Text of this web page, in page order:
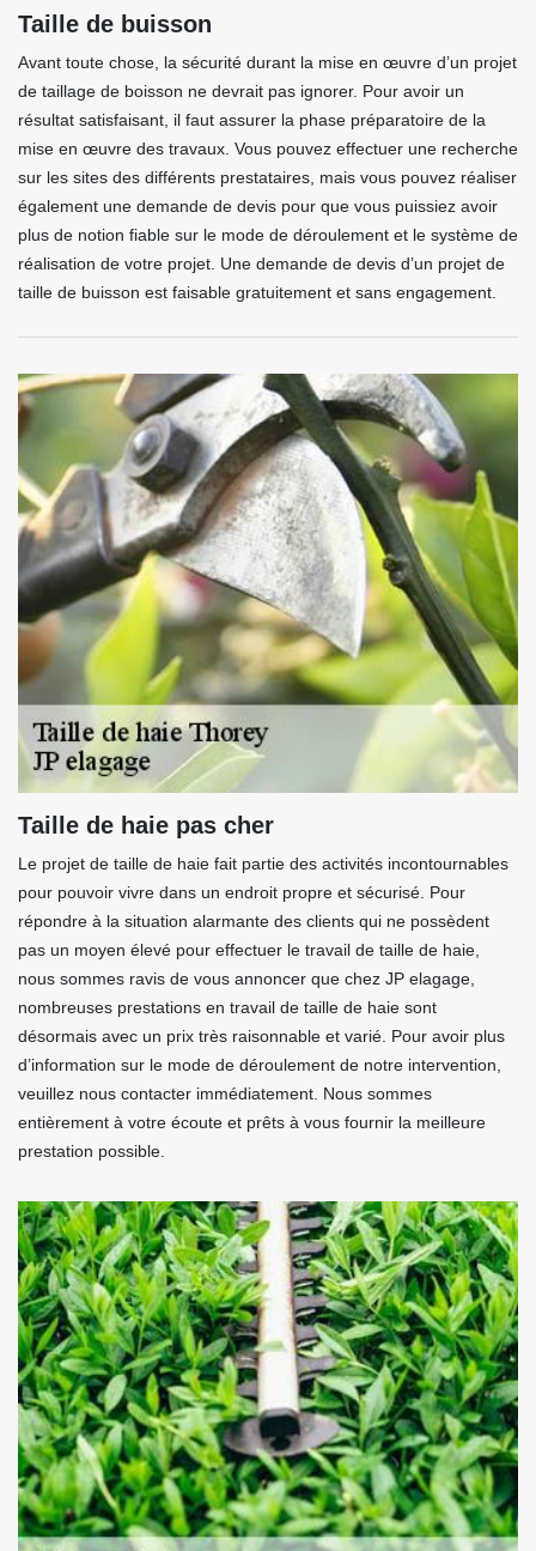
Taille de buisson
Avant toute chose, la sécurité durant la mise en œuvre d’un projet
de taillage de boisson ne devrait pas ignorer. Pour avoir un
résultat satisfaisant, il faut assurer la phase préparatoire de la
mise en œuvre des travaux. Vous pouvez effectuer une recherche
sur les sites des différents prestataires, mais vous pouvez réaliser
également une demande de devis pour que vous puissiez avoir
plus de notion fiable sur le mode de déroulement et le système de
réalisation de votre projet. Une demande de devis d’un projet de
taille de buisson est faisable gratuitement et sans engagement.
Taille de haie pas cher
Le projet de taille de haie fait partie des activités incontournables
pour pouvoir vivre dans un endroit propre et sécurisé. Pour
répondre à la situation alarmante des clients qui ne possèdent
pas un moyen élevé pour effectuer le travail de taille de haie,
nous sommes ravis de vous annoncer que chez JP elagage,
nombreuses prestations en travail de taille de haie sont
désormais avec un prix très raisonnable et varié. Pour avoir plus
d’information sur le mode de déroulement de notre intervention,
veuillez nous contacter immédiatement. Nous sommes
entièrement à votre écoute et prêts à vous fournir la meilleure
prestation possible.